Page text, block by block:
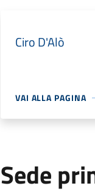
Ciro D'Alò
VAI ALLA PAGINA
Sede